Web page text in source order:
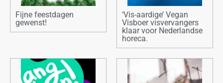
Fijne feestdagen
gewenst!
‘Vis-aardige’ Vegan
Visboer visvervangers
klaar voor Nederlandse
horeca.